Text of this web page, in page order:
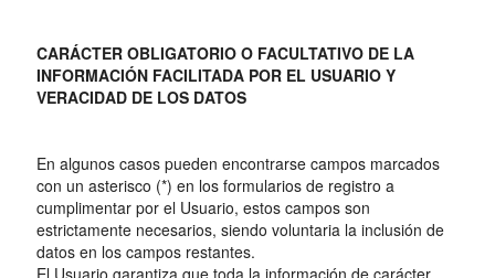
CARÁCTER OBLIGATORIO O FACULTATIVO DE LA
INFORMACIÓN FACILITADA POR EL USUARIO Y
VERACIDAD DE LOS DATOS
En algunos casos pueden encontrarse campos marcados
con un asterisco (*) en los formularios de registro a
cumplimentar por el Usuario, estos campos son
estrictamente necesarios, siendo voluntaria la inclusión de
datos en los campos restantes.